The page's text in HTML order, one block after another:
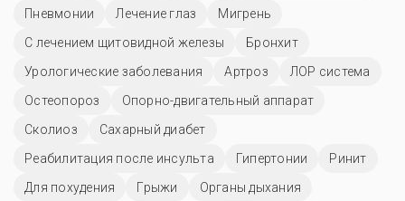
Пневмонии
Лечение глаз
Мигрень
С лечением щитовидной железы
Бронхит
Урологические заболевания
Артроз
ЛОР система
Остеопороз
Опорно-двигательный аппарат
Сколиоз
Сахарный диабет
Реабилитация после инсульта
Гипертонии
Ринит
Для похудения
Грыжи
Органы дыхания